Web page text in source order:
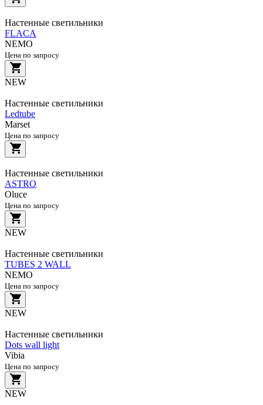
Настенные светильники
FLACA
NEMO
Цена по запросу
NEW
Настенные светильники
Ledtube
Marset
Цена по запросу
Настенные светильники
ASTRO
Oluce
Цена по запросу
NEW
Настенные светильники
TUBES 2 WALL
NEMO
Цена по запросу
NEW
Настенные светильники
Dots wall light
Vibia
Цена по запросу
NEW